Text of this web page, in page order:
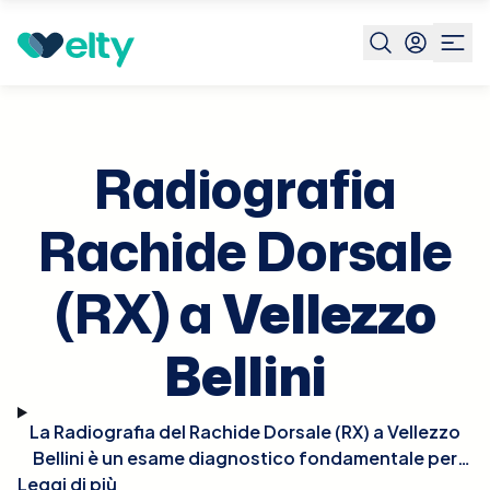
Prenota visita Radiografia Rachide Dorsale Rx Vellezzo
Radiografia
Rachide Dorsale
(RX) aVellezzo
Bellini
La Radiografia del Rachide Dorsale (RX) a Vellezzo
Bellini è un esame diagnostico fondamentale per
esaminare le vertebre toraciche, particolarmente
Leggi di più